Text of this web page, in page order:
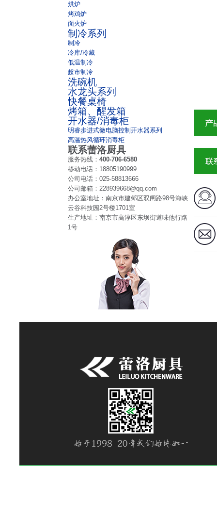
烘炉
烤鸡炉
面火炉
制冷系列
制冷
冷库/冷藏
低温制冷
超市制冷
洗碗机
水龙头系列
快餐桌椅
烤箱、醒发箱
开水器/消毒柜
明睿歩进式微电脑控制开水器系列
高温热风循环消毒柜
联系蕾洛厨具
服务热线： 400-706-6580
移动电话： 18805190999
公司电话： 025-58813666
公司邮箱： 228939668@qq.com
办公室地址： 南京市建邺区双闸路98号海峡
云谷科技园2号楼1701室
生产地址： 南京市高淳区东坝街道味他行路
1号